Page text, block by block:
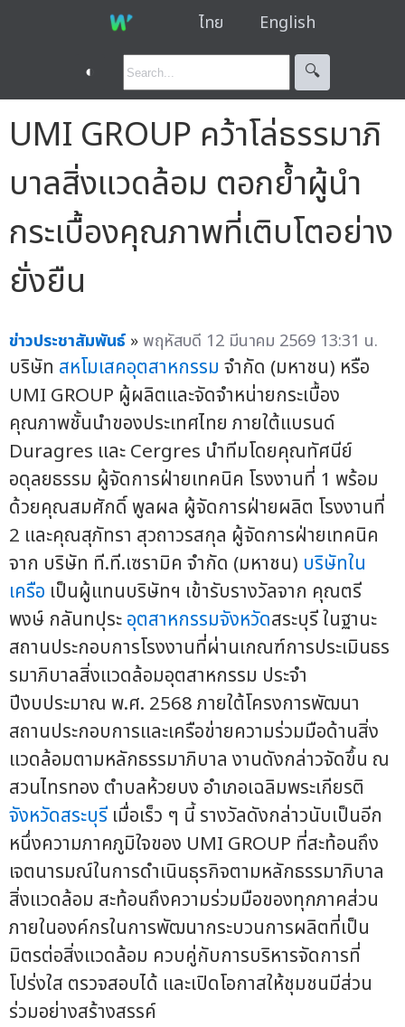
ไทย English
◐ 🔍︎
UMI GROUP คว้าโล่ธรรมาภิ
บาลสิ่งแวดล้อม ตอกย้ำผู้นำ
กระเบื้องคุณภาพที่เติบโตอย่าง
ยั่งยืน
ข่าวประชาสัมพันธ์ »พฤหัสบดี 12 มีนาคม 2569 13:31 น.
บริษัท สหโมเสคอุตสาหกรรม จำกัด (มหาชน) หรือ
UMI GROUP ผู้ผลิตและจัดจำหน่ายกระเบื้อง
คุณภาพชั้นนำของประเทศไทย ภายใต้แบรนด์
Duragres และ Cergres นำทีมโดยคุณทัศนีย์
อดุลยธรรม ผู้จัดการฝ่ายเทคนิค โรงงานที่ 1 พร้อม
ด้วยคุณสมศักดิ์ พูลผล ผู้จัดการฝ่ายผลิต โรงงานที่
2 และคุณสุภัทรา สุวถาวรสกุล ผู้จัดการฝ่ายเทคนิค
จาก บริษัท ที.ที.เซรามิค จำกัด (มหาชน) บริษัทใน
เครือ เป็นผู้แทนบริษัทฯ เข้ารับรางวัลจาก คุณตรี
พงษ์ กลันทปุระอุตสาหกรรมจังหวัดสระบุรี ในฐานะ
สถานประกอบการโรงงานที่ผ่านเกณฑ์การประเมินธร
รมาภิบาลสิ่งแวดล้อมอุตสาหกรรม ประจำ
ปีงบประมาณ พ.ศ. 2568 ภายใต้โครงการพัฒนา
สถานประกอบการและเครือข่ายความร่วมมือด้านสิ่ง
แวดล้อมตามหลักธรรมาภิบาล งานดังกล่าวจัดขึ้น ณ
สวนไทรทอง ตำบลห้วยบง อำเภอเฉลิมพระเกียรติ
จังหวัดสระบุรี เมื่อเร็ว ๆ นี้ รางวัลดังกล่าวนับเป็นอีก
หนึ่งความภาคภูมิใจของ UMI GROUP ที่สะท้อนถึง
เจตนารมณ์ในการดำเนินธุรกิจตามหลักธรรมาภิบาล
สิ่งแวดล้อม สะท้อนถึงความร่วมมือของทุกภาคส่วน
ภายในองค์กรในการพัฒนากระบวนการผลิตที่เป็น
มิตรต่อสิ่งแวดล้อม ควบคู่กับการบริหารจัดการที่
โปร่งใส ตรวจสอบได้ และเปิดโอกาสให้ชุมชนมีส่วน
ร่วมอย่างสร้างสรรค์